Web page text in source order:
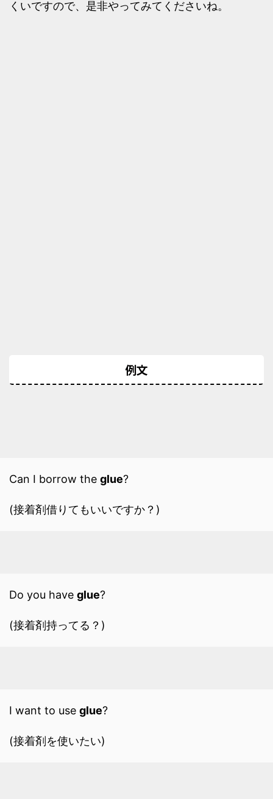
くいですので、是非やってみてくださいね。
例文
Can I borrow the glue?
(接着剤借りてもいいですか？)
Do you have glue?
(接着剤持ってる？)
I want to use glue?
(接着剤を使いたい)